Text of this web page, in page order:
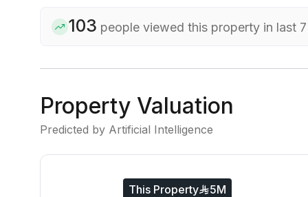
103 people viewed this property in last
Property Valuation
Predicted by Artificial Intelligence
This Property 5M